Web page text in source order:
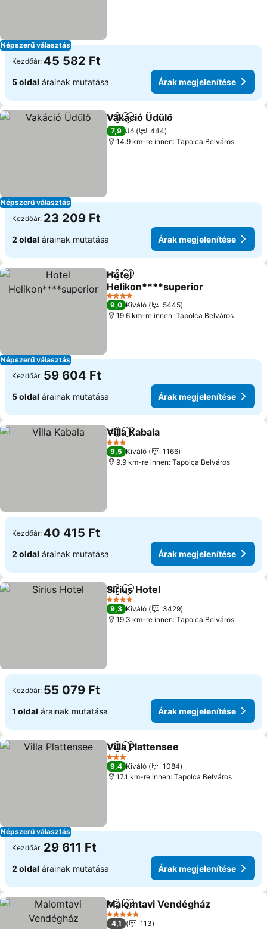
Népszerű választás
Kezdőár: 45 582 Ft
5 oldal árainak mutatása Árak megjelenítése
Népszerű választás
Megosztás
Hozzáadás a kedvencekhez
Vakáció Üdülő
7,9 Jó
444
14.9 km-re innen: Tapolca Belváros
Kezdőár: 23 209 Ft
2 oldal árainak mutatása Árak megjelenítése
Népszerű választás
MegosztásHozzáadás a kedvencekhez
Hotel
Helikon****superior
4 Kategória
9,0 Kiváló
5445
19.6 km-re innen: Tapolca Belváros
Kezdőár: 59 604 Ft
5 oldal árainak mutatása Árak megjelenítése
Megosztás
Hozzáadás a kedvencekhez
Villa Kabala
3 Kategória
9,5 Kiváló
1166
9.9 km-re innen: Tapolca Belváros
Kezdőár: 40 415 Ft
2 oldal árainak mutatása Árak megjelenítése
Megosztás
Hozzáadás a kedvencekhez
Sirius Hotel
4 Kategória
9,3 Kiváló
3429
19.3 km-re innen: Tapolca Belváros
Kezdőár: 55 079 Ft
1 oldal árainak mutatása Árak megjelenítése
Népszerű választás
Megosztás
Hozzáadás a kedvencekhez
Villa Plattensee
3 Kategória
9,4 Kiváló
1084
17.1 km-re innen: Tapolca Belváros
Kezdőár: 29 611 Ft
2 oldal árainak mutatása Árak megjelenítése
Megosztás
Hozzáadás a kedvencekhez
Malomtavi Vendégház
5 Kategória
4,1
113